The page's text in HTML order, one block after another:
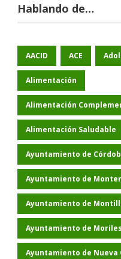
Hablando de…
AACID ACE
Alimentación
Alimentación
Alimentación Saludable
Ayuntamiento de
Ayuntamiento de
Ayuntamiento de
Ayuntamiento de Moriles
Ayuntamiento de Nueva